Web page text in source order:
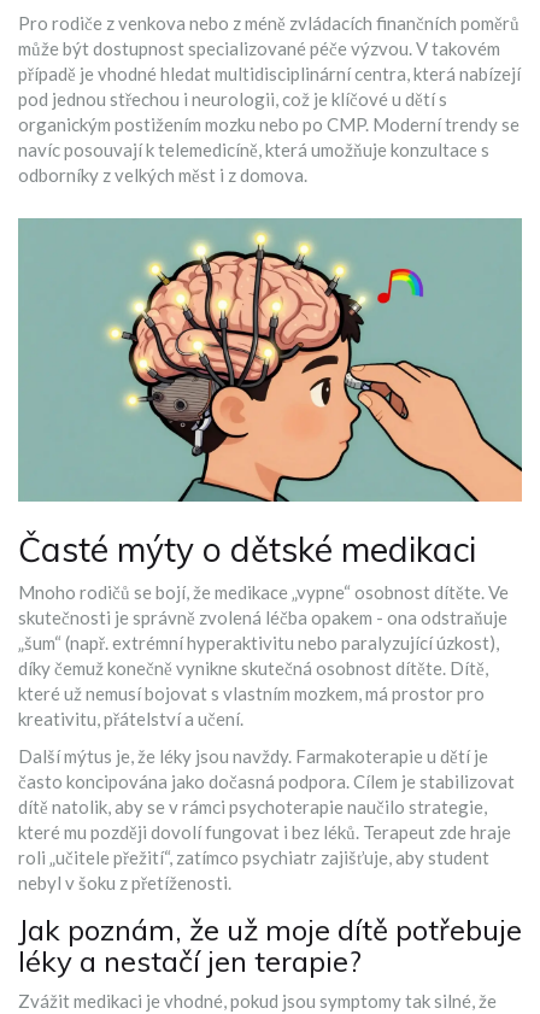
Pro rodiče z venkova nebo z méně zvládacích finančních poměrů
může být dostupnost specializované péče výzvou. V takovém
případě je vhodné hledat multidisciplinární centra, která nabízejí
pod jednou střechou i neurologii, což je klíčové u dětí s
organickým postižením mozku nebo po CMP. Moderní trendy se
navíc posouvají k telemedicíně, která umožňuje konzultace s
odborníky z velkých měst i z domova.
Časté mýty o dětské medikaci
Mnoho rodičů se bojí, že medikace „vypne“ osobnost dítěte. Ve
skutečnosti je správně zvolená léčba opakem - ona odstraňuje
„šum“ (např. extrémní hyperaktivitu nebo paralyzující úzkost),
díky čemuž konečně vynikne skutečná osobnost dítěte. Dítě,
které už nemusí bojovat s vlastním mozkem, má prostor pro
kreativitu, přátelství a učení.
Další mýtus je, že léky jsou navždy. Farmakoterapie u dětí je
často koncipována jako dočasná podpora. Cílem je stabilizovat
dítě natolik, aby se v rámci psychoterapie naučilo strategie,
které mu později dovolí fungovat i bez léků. Terapeut zde hraje
roli „učitele přežití“, zatímco psychiatr zajišťuje, aby student
nebyl v šoku z přetíženosti.
Jak poznám, že už moje dítě potřebuje
léky a nestačí jen terapie?
Zvážit medikaci je vhodné, pokud jsou symptomy tak silné, že